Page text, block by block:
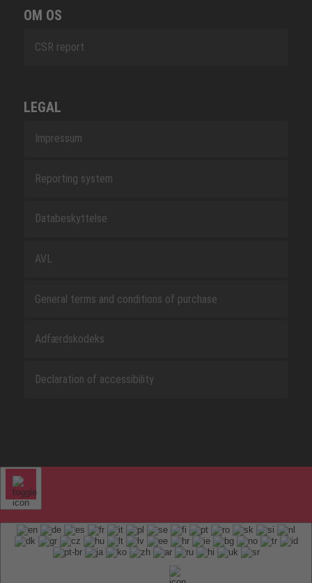
OM OS
CSR report
LEGAL
Impressum
Reporting system
Databeskyttelse
AVL
General terms and conditions of purchase
Adfærdskodeks
Declaration of accessibility